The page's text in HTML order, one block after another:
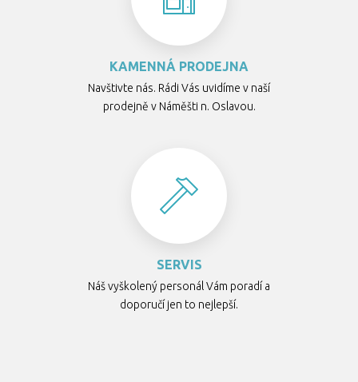
KAMENNÁ PRODEJNA
Navštivte nás. Rádi Vás uvidíme v naší
prodejně v Náměšti n. Oslavou.
SERVIS
Náš vyškolený personál Vám poradí a
doporučí jen to nejlepší.